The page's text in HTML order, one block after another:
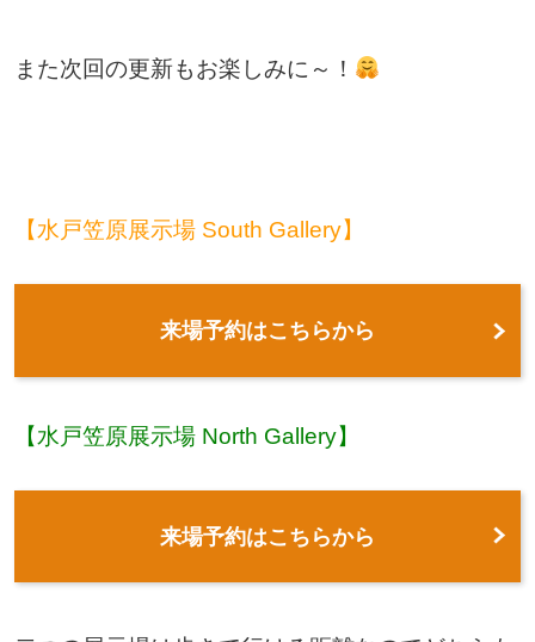
また次回の更新もお楽しみに～！
【水戸笠原展示場 South Gallery】
来場予約はこちらから
【水戸笠原展示場 North Gallery】
来場予約はこちらから